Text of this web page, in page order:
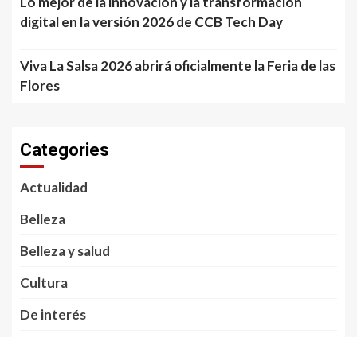
digital en la versión 2026 de CCB Tech Day
Viva La Salsa 2026 abrirá oficialmente la Feria de las
Flores
Categories
Actualidad
Belleza
Belleza y salud
Cultura
De interés